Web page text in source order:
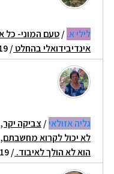
לילי א./טעם המוני- כל
אינדיבידואלי בהחלט/ 02/12/2019 11:11
גליה אזולאי/ צביקה
לא יכול לקרוא
הוא לא הולך לאיבוד./ 02/12/2019 12:34